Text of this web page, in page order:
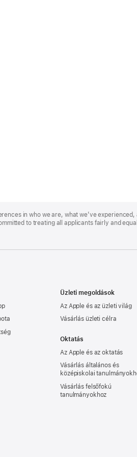
in who we are, what we’ve
to treating all applicants fairly and
Üzleti megoldások
Az Apple és az üzleti világ
Vásárlás üzleti célra
Oktatás
Az Apple és az oktatás
Vásárlás általános és
középiskolai
Vásárlás felsőfokú
tanulmányokhoz